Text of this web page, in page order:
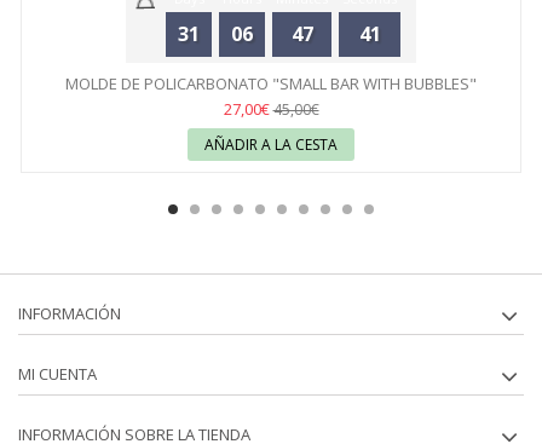
31 06 47 41
MOLDE DE POLICARBONATO "SMALL BAR WITH BUBBLES"
CHOCOLATE...
27,00€45,00€
AÑADIR A LA CESTA
INFORMACIÓN
MI CUENTA
INFORMACIÓN SOBRE LA TIENDA